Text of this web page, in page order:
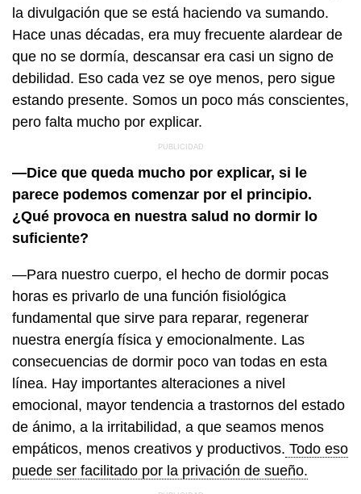
la divulgación que se está haciendo va sumando.
Hace unas décadas, era muy frecuente alardear de
que no se dormía, descansar era casi un signo de
debilidad. Eso cada vez se oye menos, pero sigue
estando presente. Somos un poco más conscientes,
pero falta mucho por explicar.
—Dice que queda mucho por explicar, si le
parece podemos comenzar por el principio.
¿Qué provoca en nuestra salud no dormir lo
suficiente?
—Para nuestro cuerpo, el hecho de dormir pocas
horas es privarlo de una función fisiológica
fundamental que sirve para reparar, regenerar
nuestra energía física y emocionalmente. Las
consecuencias de dormir poco van todas en esta
línea. Hay importantes alteraciones a nivel
emocional, mayor tendencia a trastornos del estado
de ánimo, a la irritabilidad, a que seamos menos
empáticos, menos creativos y productivos. Todo eso
puede ser facilitado por la privación de sueño.